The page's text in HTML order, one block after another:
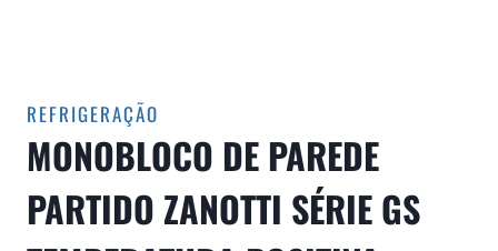
REFRIGERAÇÃO
MONOBLOCO DE PAREDE
PARTIDO ZANOTTI SÉRIE GS